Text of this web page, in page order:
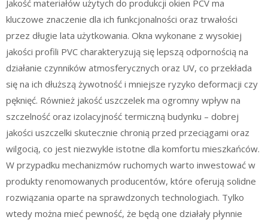
Jakość materiałów użytych do produkcji okien PCV ma
kluczowe znaczenie dla ich funkcjonalności oraz trwałości
przez długie lata użytkowania. Okna wykonane z wysokiej
jakości profili PVC charakteryzują się lepszą odpornością na
działanie czynników atmosferycznych oraz UV, co przekłada
się na ich dłuższą żywotność i mniejsze ryzyko deformacji czy
pęknięć. Również jakość uszczelek ma ogromny wpływ na
szczelność oraz izolacyjność termiczną budynku – dobrej
jakości uszczelki skutecznie chronią przed przeciągami oraz
wilgocią, co jest niezwykle istotne dla komfortu mieszkańców.
W przypadku mechanizmów ruchomych warto inwestować w
produkty renomowanych producentów, które oferują solidne
rozwiązania oparte na sprawdzonych technologiach. Tylko
wtedy można mieć pewność, że będą one działały płynnie